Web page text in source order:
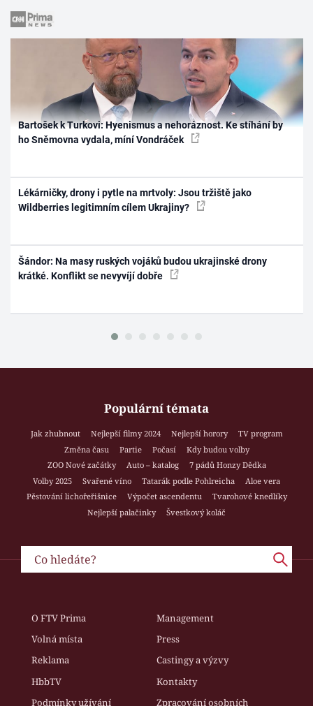
Bartošek k Turkovi: Hyenismus a nehoráznost. Ke stíhání by
ho Sněmovna vydala, míní Vondráček
Lékárničky, drony i pytle na mrtvoly: Jsou tržiště jako
Wildberries legitimním cílem Ukrajiny?
Šándor: Na masy ruských vojáků budou ukrajinské drony
krátké. Konflikt se nevyvíjí dobře
Populární témata
Jak zhubnout Nejlepší filmy 2024 Nejlepší horory
TV program
Změna času
Partie Počasí
Kdy budou volby
ZOO Nové začátky
Auto – katalog
7 pádů Honzy Dědka
Volby 2025
Svařené víno Tatarák podle Pohlreicha
Aloe vera
Pěstování lichořeřišnice
Výpočet ascendentu
Tvarohové knedlíky
Nejlepší palačinky
Švestkový koláč
O FTV Prima
Management
Volná místa
Press
Reklama
Castingy a výzvy
HbbTV
Kontakty
Podmínky užívání
Zpracování osobních